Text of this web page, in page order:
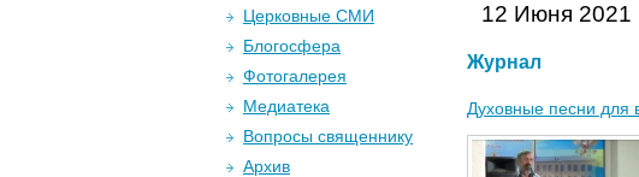
12 Июня 2021
Журнал
Духовные песни для
Церковные СМИ
Блогосфера
Фотогалерея
Медиатека
Вопросы священнику
Архив